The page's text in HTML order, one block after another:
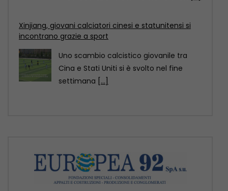
Motori Magazine – 9/8/2026
ROMA (ITALPRESS) – In questa edizione:
– Nuova Mercedes GLA, ancora più
elettrica e tecnologica